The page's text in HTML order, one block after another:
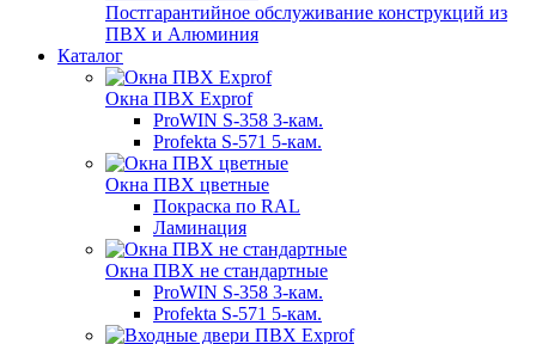
Постгарантийное обслуживание конструкций из
ПВХ и Алюминия
Каталог
Окна ПВХ Exprof
ProWIN S-358 3-кам.
Profekta S-571 5-кам.
Окна ПВХ цветные
Покраска по RAL
Ламинация
Окна ПВХ не стандартные
ProWIN S-358 3-кам.
Profekta S-571 5-кам.